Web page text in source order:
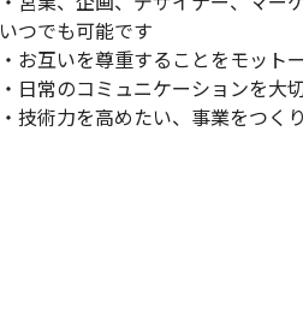
いつでも可能です
・お互いを尊重することをモッ
・日常のコミュニケーションを
・技術力を高めたい、事業をつ